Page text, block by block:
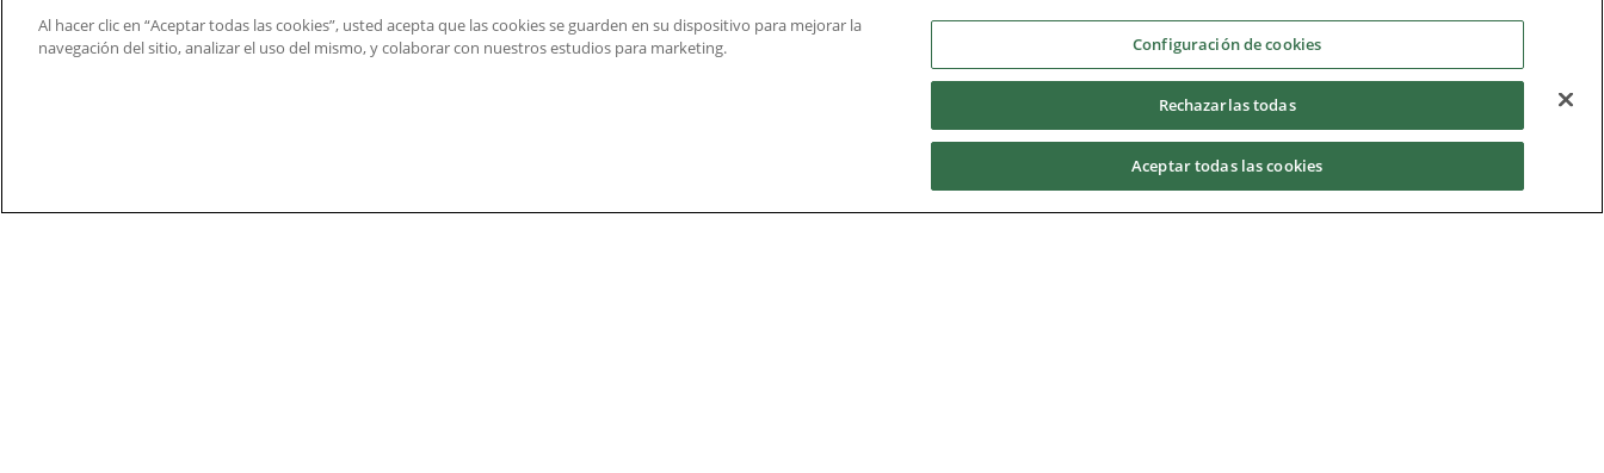
Bancos de Ensayos
Al hacer clic en “Aceptar todas las cookies”, usted acepta que las cookies se guarden en su dispositivo para mejorar la
navegación del sitio, analizar el uso del mismo, y colaborar con nuestros estudios para marketing.
Configuración de cookies
Rechazarlas todas
Aceptar todas las cookies